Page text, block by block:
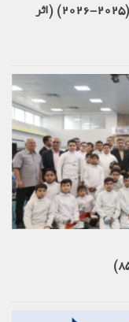
قوانین تکنیکی فدراسیون جهانی شمشیربازی (2025-2026) (اثر